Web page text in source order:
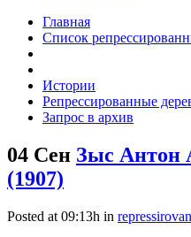
Главная
Список
Истории
Репрессированные
Запрос в архив
04 Сен Зыс Антон
(1907)
Posted at 09:13h in